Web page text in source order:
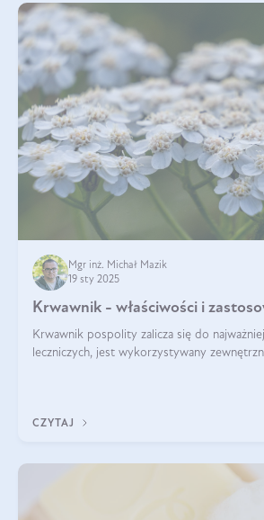
Mgr inż. Michał Mazik
19 sty 2025
Krwawnik - właściwości i
Krwawnik pospolity zalicza się do
leczniczych, jest wykorzystywany
CZYTAJ